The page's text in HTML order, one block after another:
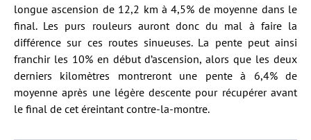
longue ascension de 12,2 km à 4,5% de moyenne dans le
final. Les purs rouleurs auront donc du mal à faire la
différence sur ces routes sinueuses. La pente peut ainsi
franchir les 10% en début d’ascension, alors que les deux
derniers kilomètres montreront une pente à 6,4% de
moyenne après une légère descente pour récupérer avant
le final de cet éreintant contre-la-montre.